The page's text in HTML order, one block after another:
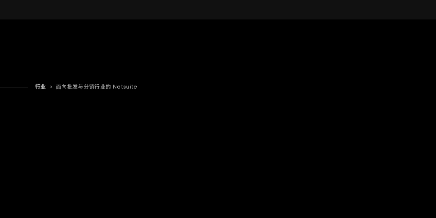
行业 > 面向批发与分销行业的 Netsuite